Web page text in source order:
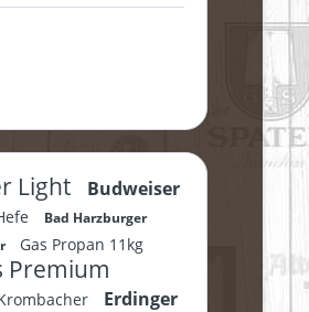
Light Budweiser
Bad Harzburger
Gas Propan 11kg
Premium
Erdinger